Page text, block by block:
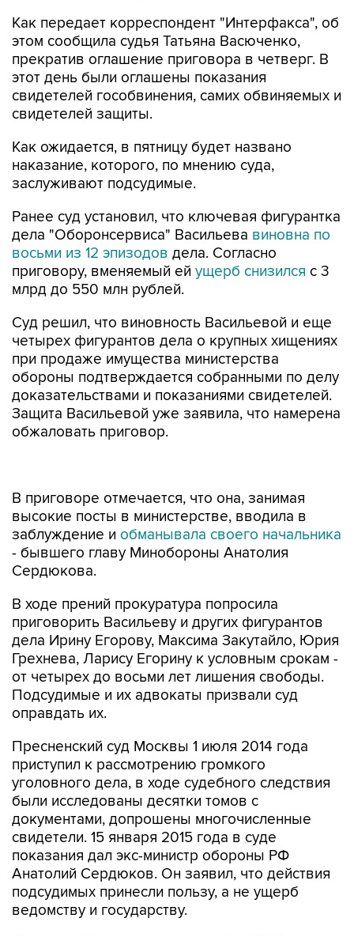
Как передает корреспондент "Интерфакса", об
этом сообщила судья Татьяна Васюченко,
прекратив оглашение приговора в четверг. В
этот день были оглашены показания
свидетелей гособвинения, самих обвиняемых и
свидетелей защиты.
Как ожидается, в пятницу будет названо
наказание, которого, по мнению суда,
заслуживают подсудимые.
Ранее суд установил, что ключевая фигурантка
дела "Оборонсервиса" Васильева виновна по
восьми из 12 эпизодов дела. Согласно
приговору, вменяемый ей ущерб снизился с 3
млрд до 550 млн рублей.
Суд решил, что виновность Васильевой и еще
четырех фигурантов дела о крупных хищениях
при продаже имущества министерства
обороны подтверждается собранными по делу
доказательствами и показаниями свидетелей.
Защита Васильевой уже заявила, что намерена
обжаловать приговор.
заблуждение иобманывала своего начальника
- бывшего главу Минобороны Анатолия
Сердюкова.
В ходе прений прокуратура попросила
дела Ирину Егорову, Максима Закутайло, Юрия
Грехнева, Ларису Егорину к условным срокам -
от четырех до восьми лет лишения свободы.
Подсудимые и их адвокаты призвали суд
оправдать их.
Пресненский суд Москвы 1 июля 2014 года
уголовного дела, в ходе судебного следствия
были исследованы десятки томов с
документами, допрошены многочисленные
свидетели. 15 января 2015 года в суде
показания дал экс-министр обороны РФ
Анатолий Сердюков. Он заявил, что действия
подсудимых принесли пользу, а не ущерб
ведомству и государству.
Ранее сообщалось, что в октябре 2012 года по